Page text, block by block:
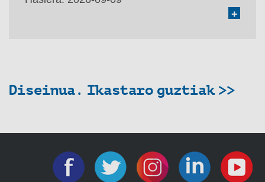
+
Diseinua. Ikastaro guztiak >>